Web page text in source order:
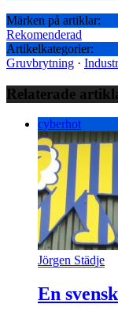
Märken på artiklar:
Rekomenderad
Artikelkategorier:
Gruvbrytning ·
Relaterade
cyberhot
Jörgen Städje
En